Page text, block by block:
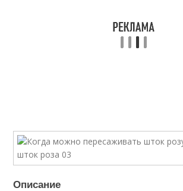
Описание